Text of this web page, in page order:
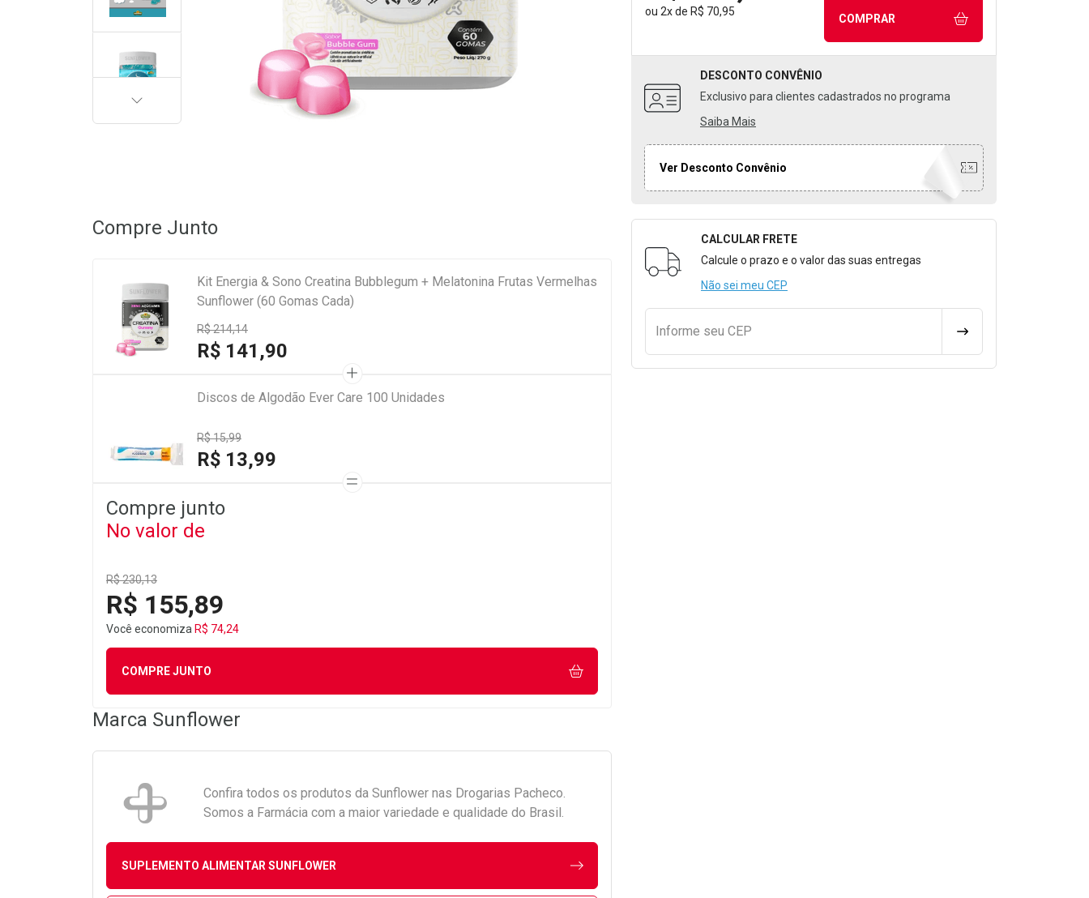
ou 2xde R$ 70,95
COMPRAR
DESCONTO CONVÊNIO
Exclusivo para clientes cadastrados no programa
Saiba Mais
Ver Desconto Convênio
Formulário para Calcular o Frete
CALCULAR FRETE
Calcule o prazo e o valor das suas entregas
Não sei meu CEP
Informe seu CEP CALCULAR FRETE
PRÓXIMA
Compre Junto
Kit Energia & Sono Creatina Bubblegum + Melatonina Frutas Vermelhas
Sunflower (60 Gomas Cada)
R$ 214,14
R$ 141,90
Discos de Algodão Ever Care 100 Unidades
R$ 15,99
R$ 13,99
Compre junto
No valor de
R$ 230,13
R$ 155,89
Você economiza R$ 74,24
COMPRE JUNTO
Marca Sunflower
Confira todos os produtos da Sunflower nas Drogarias Pacheco.
Somos a Farmácia com a maior variedade e qualidade do Brasil.
SUPLEMENTO ALIMENTAR SUNFLOWER